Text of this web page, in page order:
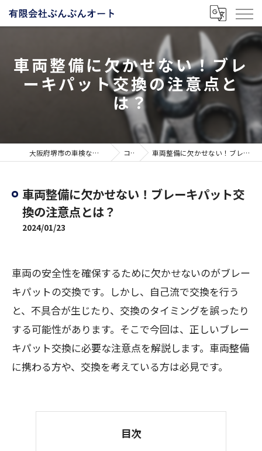
車両整備に欠かせない！ブレ
ーキパット交換の注意点と
は？
大阪府堺市の車検なら有限会社ぶんぶんオート コラム 車両整備に欠かせない！ブレーキパット交換の注意点とは？
車両整備に欠かせない！ブレーキパット交
換の注意点とは？
2024/01/23
車両の安全性を確保するために欠かせないのがブレー
キパットの交換です。しかし、自己流で交換を行う
と、不具合が生じたり、交換のタイミングを誤ったり
する可能性があります。そこで今回は、正しいブレー
キパット交換に必要な注意点を解説します。車両整備
に携わる方や、交換を考えている方は必見です。
目次